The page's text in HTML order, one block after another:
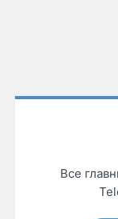
Все